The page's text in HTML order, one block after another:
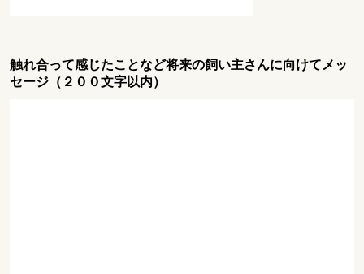
触れ合って感じたことなど将来の飼い主さんに向けてメッ
セージ（２００文字以内）